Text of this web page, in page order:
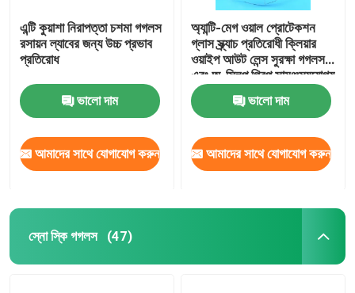
এন্টি কুয়াশা নিরাপত্তা চশমা গগলস
রসায়ন ল্যাবের জন্য উচ্চ প্রভাব
প্রতিরোধ
ভালো দাম
আমাদের সাথে যোগাযোগ করুন
অ্যান্টি-মেগ ওয়াল প্রোটেকশন
গ্লাস স্ক্র্যাচ প্রতিরোধী ক্লিয়ার
ওয়াইপ আউট লেন্স সুরক্ষা গগলস
এবং অ-স্লিপ গ্রিপ সামঞ্জস্যযোগ্য
মন্দির ল্যাব গগলস
ভালো দাম
আমাদের সাথে যোগাযোগ করুন
স্নো স্কি গগলস (47)